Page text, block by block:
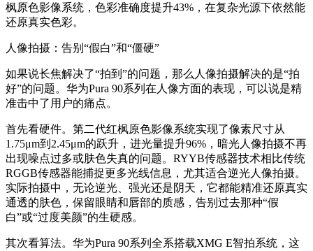
枫原色影像系统，色彩准确度提升43%，在复杂光源下依然能
还原真实色彩。
人像拍摄：告别“假白”和“僵硬”
如果说长焦解决了“拍到”的问题，那么人像拍摄解决的是“拍
好”的问题。华为Pura 90系列在人像方面的表现，可以说是精
准击中了用户的痛点。
首先看硬件。第二代红枫原色影像系统实现了像素尺寸从
1.75μm到2.45μm的跃升，进光量提升96%，暗光人像拍摄不再
出现噪点过多或肤色失真的问题。RYYB传感器技术相比传统
RGGB传感器能捕捉更多光线信息，尤其适合逆光人像拍摄。
实际拍摄中，无论逆光、强光还是阴天，它都能精准还原真实
通透的肤色，保留眼睛和唇部的质感，告别过去那种“假
白”或“过度美颜”的生硬感。
其次看算法。华为Pura 90系列全系搭载XMG E智拍系统，这